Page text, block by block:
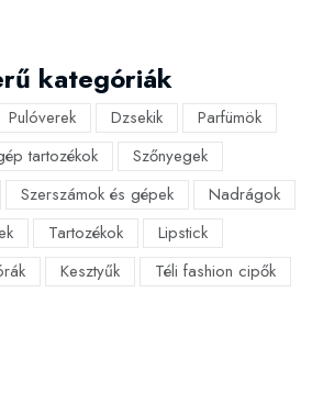
kategóriák
Pulóverek Dzsekik
Parfümök
tartozékok
Szőnyegek
Szerszámok és gépek
Nadrágok
Tartozékok
Lipstick
Kesztyűk
Téli fashion cipők